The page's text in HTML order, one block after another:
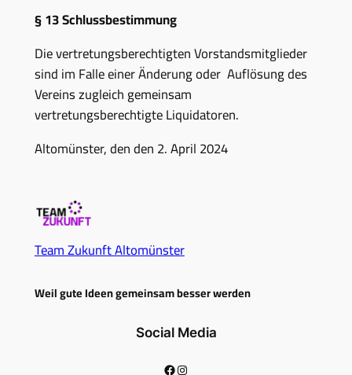
§ 13Schlussbestimmung
Die vertretungsberechtigten Vorstandsmitglieder
sind im Falle einer Änderung oder Auflösung des
Vereins zugleich gemeinsam
vertretungsberechtigte Liquidatoren.
Altomünster, den den 2. April 2024
Team Zukunft Altomünster
Weil gute Ideen gemeinsam besser werden
Social Media
Facebook Instagram